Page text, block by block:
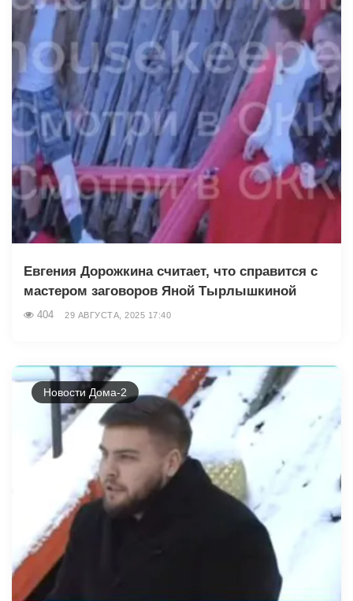
Евгения Дорожкина считает, что справится с
мастером заговоров Яной Тырлышкиной
404 29 АВГУСТА, 2025 17:40
Новости Дома-2